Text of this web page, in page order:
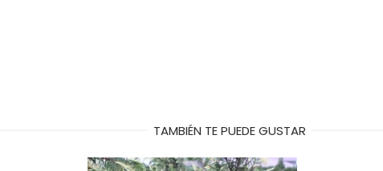
TAMBIÉN TE PUEDE GUSTAR